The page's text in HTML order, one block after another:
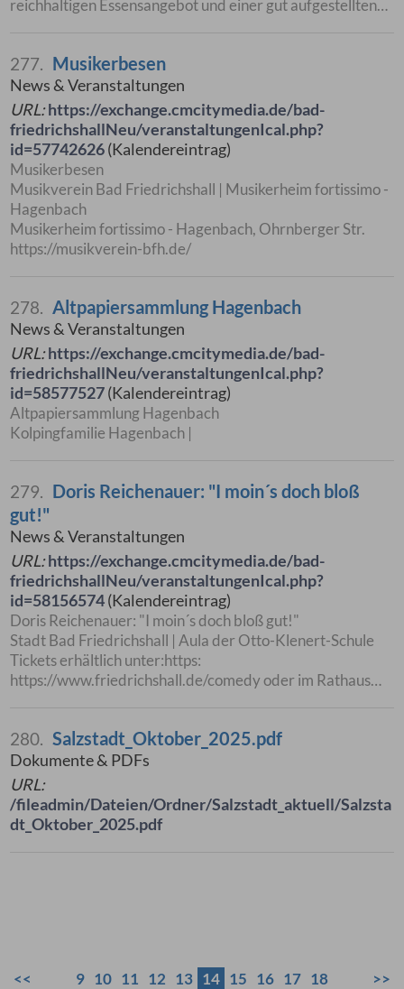
reichhaltigen Essensangebot und einer gut aufgestellten…
277. Musikerbesen
News & Veranstaltungen
URL:https://exchange.cmcitymedia.de/bad-
friedrichshallNeu/veranstaltungenIcal.php?
id=57742626(Kalendereintrag)
Musikerbesen
Musikverein Bad Friedrichshall | Musikerheim fortissimo -
Hagenbach
Musikerheim fortissimo - Hagenbach, Ohrnberger Str.
https://musikverein-bfh.de/
278. Altpapiersammlung Hagenbach
News & Veranstaltungen
URL:https://exchange.cmcitymedia.de/bad-
friedrichshallNeu/veranstaltungenIcal.php?
id=58577527(Kalendereintrag)
Altpapiersammlung Hagenbach
Kolpingfamilie Hagenbach |
279. Doris Reichenauer: "I moin´s doch bloß
gut!"
News & Veranstaltungen
URL:https://exchange.cmcitymedia.de/bad-
friedrichshallNeu/veranstaltungenIcal.php?
id=58156574(Kalendereintrag)
Doris Reichenauer: "I moin´s doch bloß gut!"
Stadt Bad Friedrichshall | Aula der Otto-Klenert-Schule
Tickets erhältlich unter:https:
https://www.friedrichshall.de/comedy oder im Rathaus…
280. Salzstadt_Oktober_2025.pdf
Dokumente & PDFs
URL:
/fileadmin/Dateien/Ordner/Salzstadt_aktuell/Salzsta
dt_Oktober_2025.pdf
9 10 11 12 13 14 15 16 17 18